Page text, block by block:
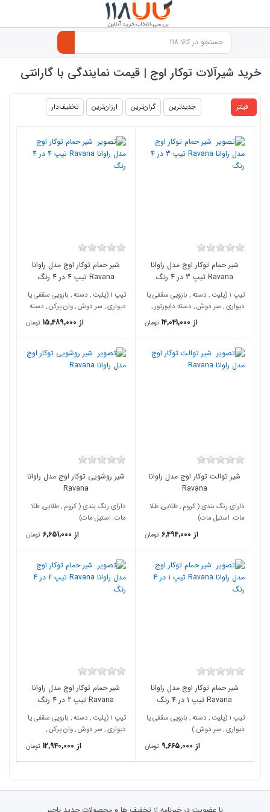
خرید شیرآلات توکار اوج | قیمت نمایندگی با گارانتی
products.productlist
فیلتر جدیدترین گران‌ترین ارزان‌ترین تخفیف‌دار
شیر حمام توکار اوج مدل راوانا
Ravana تیپ 3 در 4 رنگ
تیپ 1 (پلیت , دسته , بازویی سقفی یا
دیواری , سر دوش , دسته دایورتور ,
گوشی , شلنگ هولدر )
از 14,041,000 تومان
شیر حمام توکار اوج مدل راوانا
Ravana تیپ 4 در 4 رنگ
تیپ 1 (پلیت , دسته , بازویی سقفی یا
دیواری , سر دوش , وان پرکن , دسته
دایورتور , گوشی , شلنگ , هولدر )
از 15,489,000 تومان
شیر توالت توکار اوج مدل راوانا
Ravana
دارای رنگ بندی ( کروم , طلایی, طلا
مات. استیل مات)
از 6,494,000 تومان
شیر روشویی توکار اوج مدل راوانا
Ravana
دارای رنگ بندی ( کروم , طلایی, طلا
مات. استیل مات)
از 6,651,000 تومان
شیر حمام توکار اوج مدل راوانا
Ravana تیپ 1 در 4 رنگ
تیپ 1 (پلیت , دسته , بازویی سقفی یا
دیواری , سر دوش )
از 9,665,000 تومان
شیر حمام توکار اوج مدل راوانا
Ravana تیپ 2 در 4 رنگ
تیپ 1 (پلیت , دسته , بازویی سقفی یا
دیواری , سر دوش , وان پرکن ,
از 12,940,000 تومان